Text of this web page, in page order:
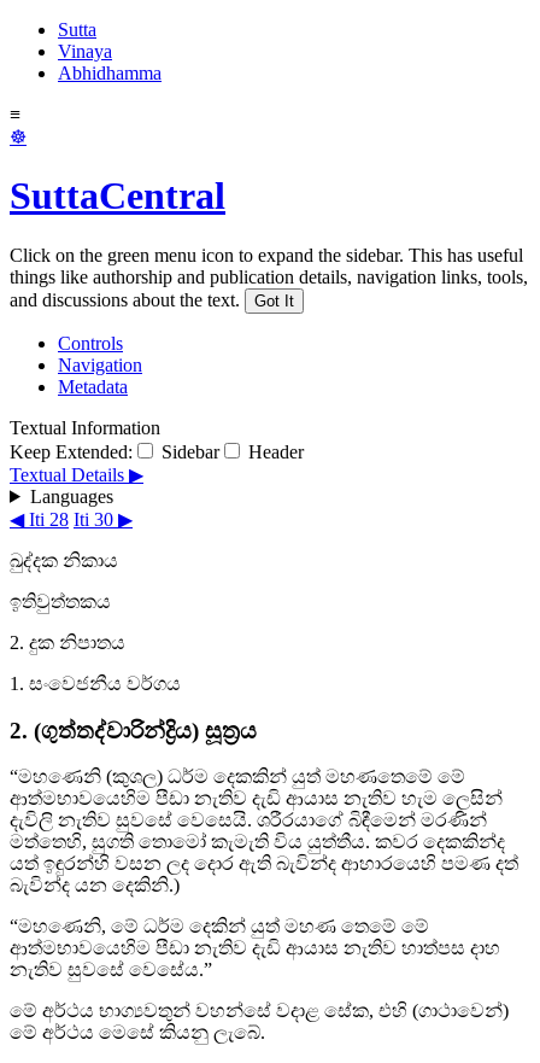
Sutta
Vinaya
Abhidhamma
≡
☸
SuttaCentral
Click on the green menu icon to expand the sidebar. This has useful
things like authorship and publication details, navigation links, tools,
and discussions about the text.
Got It
Controls
Navigation
Metadata
Textual Information
Keep Extended:
Sidebar
Header
Textual Details ▶
Languages
◀ Iti 28 Iti 30 ▶
ඛුද්දක නිකාය
ඉතිවුත්තකය
2. දුක නිපාතය
1. සංවෙජනීය වර්ගය
2. (ගුත්තද්වාරින්ද්‍රිය) සූත්‍රය
“මහණෙනි (කුශල) ධර්ම දෙකකින් යුත් මහණතෙමේ මේ
ආත්මභාවයෙහිම පීඩා නැතිව දැඩි ආයාස නැතිව හැම ලෙසින්
දැවිලි නැතිව සුවසේ වෙසෙයි. ශරීරයාගේ බිඳීමෙන් මරණින්
මත්තෙහි, සුගති තොමෝ කැමැති විය යුත්තීය. කවර දෙකකින්ද
යත් ඉඳුරන්හි වසන ලද දොර ඇති බැවින්ද ආහාරයෙහි පමණ දත්
බැවින්ද යන දෙකිනි.)
“මහණෙනි, මේ ධර්ම දෙකින් යුත් මහණ තෙමේ මේ
ආත්මභාවයෙහිම පීඩා නැතිව දැඩි ආයාස නැතිව හාත්පස දාහ
නැතිව සුවසේ වෙසේය.”
මේ අර්ථය භාග්‍යවතුන් වහන්සේ වදාළ සේක, එහි (ගාථාවෙන්)
මේ අර්ථය මෙසේ කියනු ලැබේ.